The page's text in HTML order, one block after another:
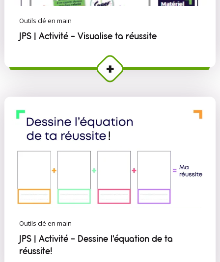
Outils clé en main
JPS | Activité - Visualise ta réussite
Outils clé en main
JPS | Activité - Dessine l'équation de ta
réussite!